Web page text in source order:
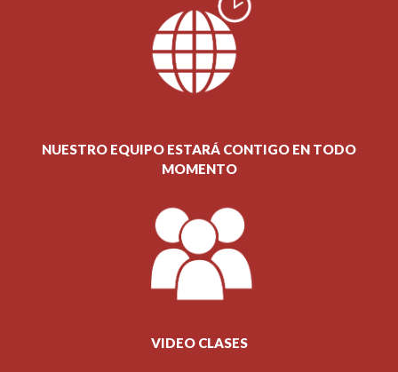
NUESTRO EQUIPO ESTARÁ CONTIGO EN TODO
MOMENTO
VIDEO CLASES